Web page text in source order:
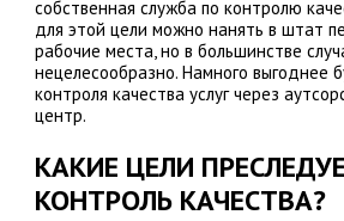
собственная служба по контролю
для этой цели можно нанять в штат
рабочие места, но в большинстве
нецелесообразно. Намного выгоднее
контроля качества услуг через
центр.
КАКИЕ ЦЕЛИ
КОНТРОЛЬ КАЧЕСТВА?